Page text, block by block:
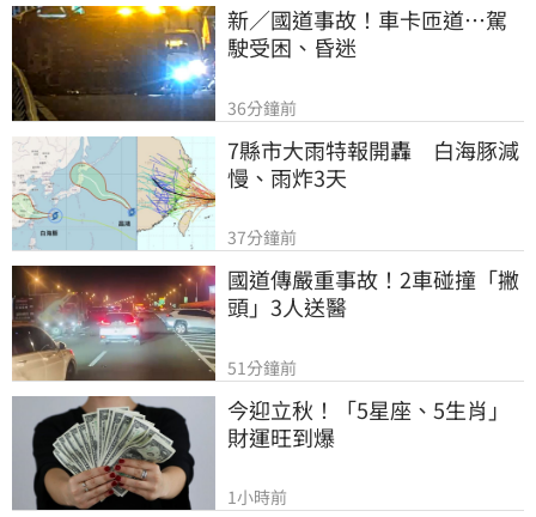
新／國道事故！車卡匝道…駕
駛受困、昏迷
36分鐘前
7縣市大雨特報開轟　白海豚減
慢、雨炸3天
37分鐘前
國道傳嚴重事故！2車碰撞「撇
頭」3人送醫
51分鐘前
今迎立秋！「5星座、5生肖」
財運旺到爆
1小時前